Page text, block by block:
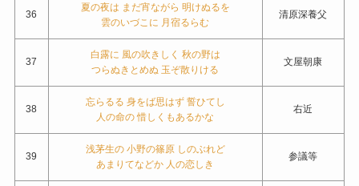
36
夏の夜は まだ宵ながら 明けぬるを
雲のいづこに 月宿るらむ
清原深養父
37
白露に 風の吹きしく 秋の野は
つらぬきとめぬ 玉ぞ散りける
文屋朝康
38
忘らるる 身をば思はず 誓ひてし
人の命の 惜しくもあるかな
右近
39
浅茅生の 小野の篠原 しのぶれど
あまりてなどか 人の恋しき
参議等